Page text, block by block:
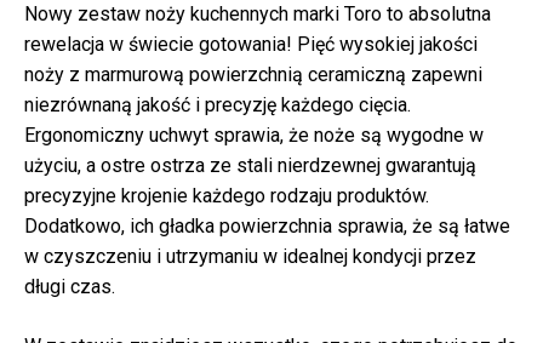
Nowy zestaw noży kuchennych marki Toro to absolutna
rewelacja w świecie gotowania! Pięć wysokiej jakości
noży z marmurową powierzchnią ceramiczną zapewni
niezrównaną jakość i precyzję każdego cięcia.
Ergonomiczny uchwyt sprawia, że noże są wygodne w
użyciu, a ostre ostrza ze stali nierdzewnej gwarantują
precyzyjne krojenie każdego rodzaju produktów.
Dodatkowo, ich gładka powierzchnia sprawia, że są łatwe
w czyszczeniu i utrzymaniu w idealnej kondycji przez
długi czas.